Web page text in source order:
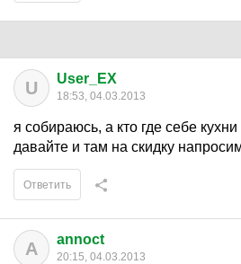
U User_EX
18:53, 04.03.2013
я собираюсь, а кто где себе
давайте и там на скидку
Ответить
A annoct
20:15, 04.03.2013